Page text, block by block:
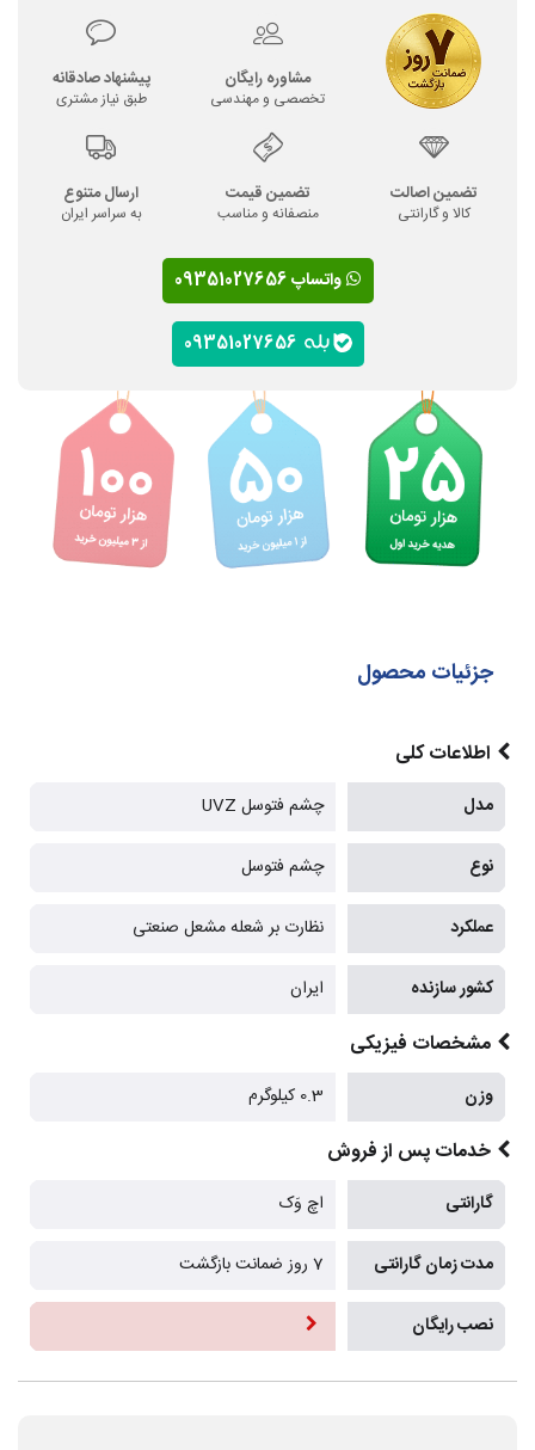
مشاوره رایگان
تخصصی و مهندسی
پیشنهاد صادقانه
طبق نیاز مشتری
تضمین اصالت
کالا و گارانتی
تضمین قیمت
منصفانه و مناسب
ارسال متنوع
به سراسر ایران
واتساپ 09351027656
جزئیات محصول
اطلاعات کلی
مدل چشم فتوسل UVZ
نوع چشم فتوسل
عملکرد نظارت بر شعله مشعل صنعتی
کشور سازنده ایران
مشخصات فیزیکی
وزن 0.3 کیلوگرم
خدمات پس از فروش
گارانتی اچ وَک
مدت زمان گارانتی 7 روز ضمانت بازگشت
نصب رایگان